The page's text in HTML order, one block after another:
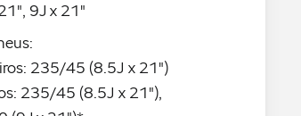
9J x 21"
235/45 (8.5J x 21")
235/45 (8.5J x 21"),